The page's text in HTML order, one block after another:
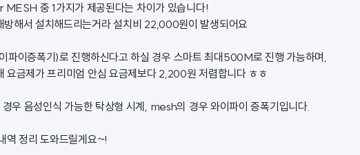
중 1가지가 제공된다는 차이가 있습니다!
방해서 설치해드리는거라 설치비 22,000원이 발생되어요
파이증폭기)로 진행하신다고 하실 경우 스마트 최대500M로 진행 가능하며,
요금제가 프리미엄 안심 요금제보다 2,200원 저렴합니다 ㅎㅎ
우 음성인식 가능한 탁상형 시계, mesh의 경우 와이파이 증폭기입니다.
역 정리 도와드릴게요~!